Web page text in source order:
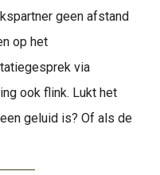
geen afstand
op het
via
ook flink. Lukt het
geluid is? Of als de